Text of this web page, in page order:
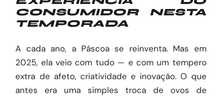
CONSUMIDOR NESTA
TEMPORADA
A cada ano, a Páscoa se reinventa. Mas em
2025, ela veio com tudo — e com um tempero
extra de afeto, criatividade e inovação. O que
antes era uma simples troca de ovos de